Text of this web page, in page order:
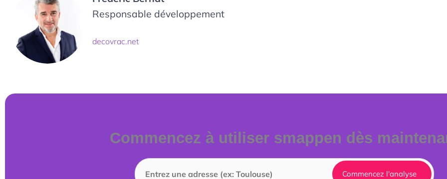
Responsable développement
decovrac.net
Commencez à utiliser smappen dès
Commencez l'analyse